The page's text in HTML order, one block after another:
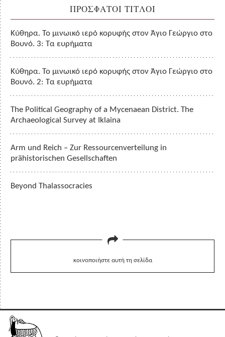
ΠΡΟΣΦΑΤΟΙ ΤΙΤΛΟΙ
Κύθηρα. Το μινωικό ιερό κορυφής στον Άγιο Γεώργιο στο
Βουνό. 3: Τα ευρήματα
Κύθηρα. Το μινωικό ιερό κορυφής στον Άγιο Γεώργιο στο
Βουνό. 2: Τα ευρήματα
The Political Geography of a Mycenaean District. The
Archaeological Survey at Iklaina
Arm und Reich – Zur Ressourcenverteilung in
prähistorischen Gesellschaften
Beyond Thalassocracies
κοινοποιήστε αυτή τη σελίδα